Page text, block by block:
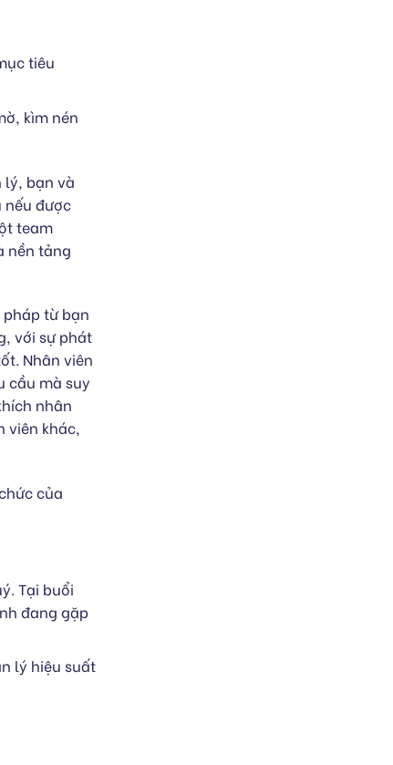
tiêu
kìm nén
lý, bạn và
nếu được
team
nền tảng
từ bạn
với sự phát
Nhân viên
cầu mà suy
nhân
viên khác,
của
Tại buổi
đang gặp
lý hiệu suất